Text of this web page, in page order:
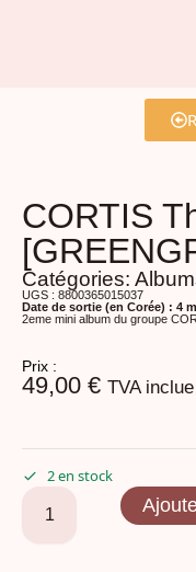
CORTIS
Catégories:
UGS : 8800365015037
Date de sortie (en Corée) : 4
2eme mini album du groupe
Prix :
49,00 € TVA inclue
2 en stock